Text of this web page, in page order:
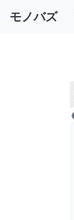
モノバズ